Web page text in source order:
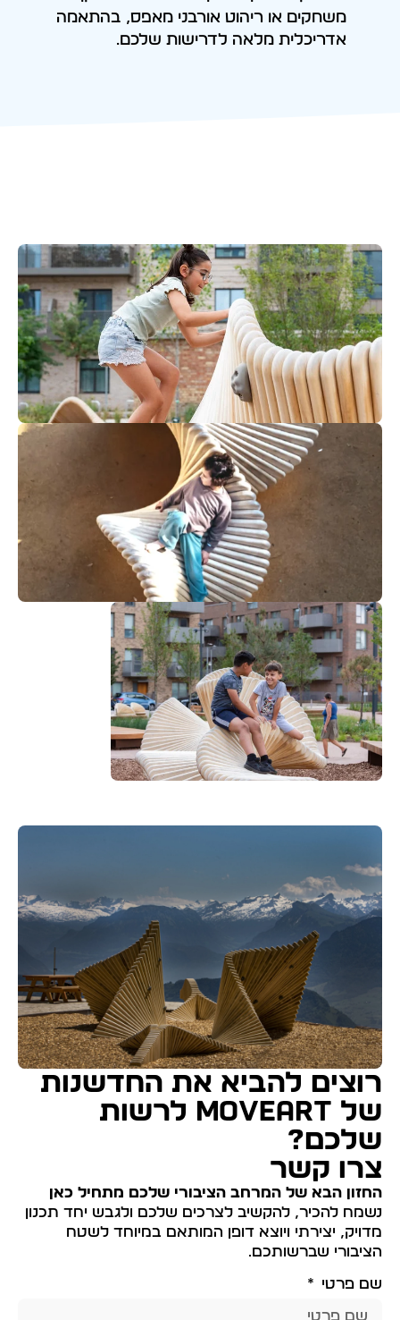
משחקים או ריהוט אורבני מאפס, בהתאמה
אדריכלית מלאה לדרישות שלכם.
רוצים להביא את החדשנות
של MOVEART לרשות
שלכם?
צרו קשר
החזון הבא של המרחב הציבורי שלכם מתחיל כאן
נשמח להכיר, להקשיב לצרכים שלכם ולגבש יחד תכנון
מדויק, יצירתי ויוצא דופן המותאם במיוחד לשטח
הציבורי שברשותכם.
שם פרטי